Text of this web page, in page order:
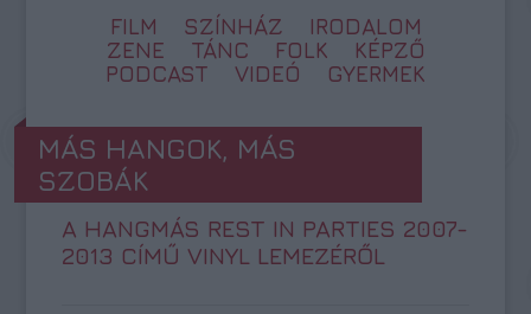
FILM SZÍNHÁZ
IRODALOM
ZENE
TÁNC FOLK
KÉPZŐ
PODCAST
VIDEÓ GYERMEK
MÁS HANGOK, MÁS
SZOBÁK
A HANGMÁS REST IN PARTIES 2007-
2013 CÍMŰ VINYL LEMEZÉRŐL